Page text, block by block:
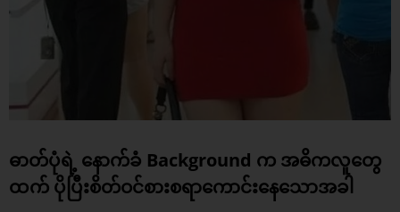
ဓာတ်ပုံရဲ့ နောက်ခံ Background က အဓိကလူတွေ
ထက် ပိုပြီးစိတ်ဝင်စားစရာကောင်းနေသောအခါ